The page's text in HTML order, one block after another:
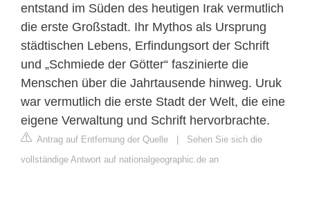
entstand im Süden des heutigen Irak vermutlich
die erste Großstadt. Ihr Mythos als Ursprung
städtischen Lebens, Erfindungsort der Schrift
und „Schmiede der Götter“ faszinierte die
Menschen über die Jahrtausende hinweg. Uruk
war vermutlich die erste Stadt der Welt, die eine
eigene Verwaltung und Schrift hervorbrachte.
Antrag auf Entfernung der Quelle | Sehen Sie sich die
vollständige Antwort auf nationalgeographic.de an